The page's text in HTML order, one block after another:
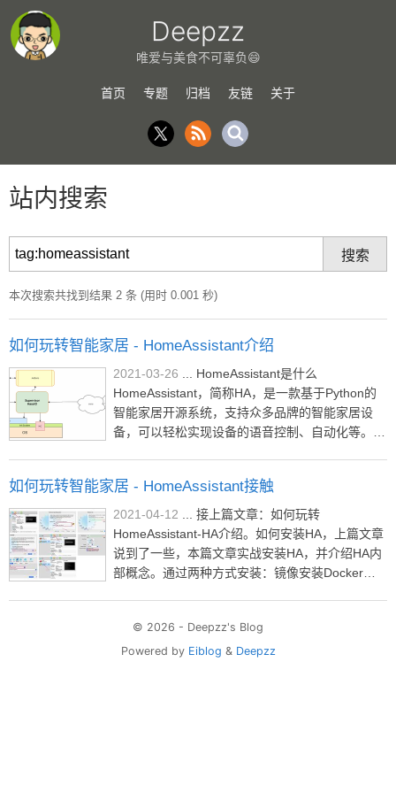
Deepzz
唯爱与美食不可辜负😄
首页 专题 归档 友链 关于
站内搜索
本次搜索共找到结果 2 条 (用时 0.001 秒)
如何玩转智能家居 - HomeAssistant介绍
2021-03-26
HomeAssistant，简称HA，是一款基于Python的
智能家居开源系统，支持众多品牌的智能家居设
备，可以轻松实现设备的语音控制、自动化等。初
间去做这些事。也是时候进入HA的世界了，为后
面的物联网之家打下基础。 ...
如何玩转智能家居 - HomeAssistant接触
2021-04-12
HomeAssistant-HA介绍。如何安装HA，上篇文章
说到了一些，本篇文章实战安装HA，并介绍HA内
部概念。通过两种方式安装：镜像安装Docker安
© 2026 - Deepzz's Blog
Powered by Eiblog & Deepzz